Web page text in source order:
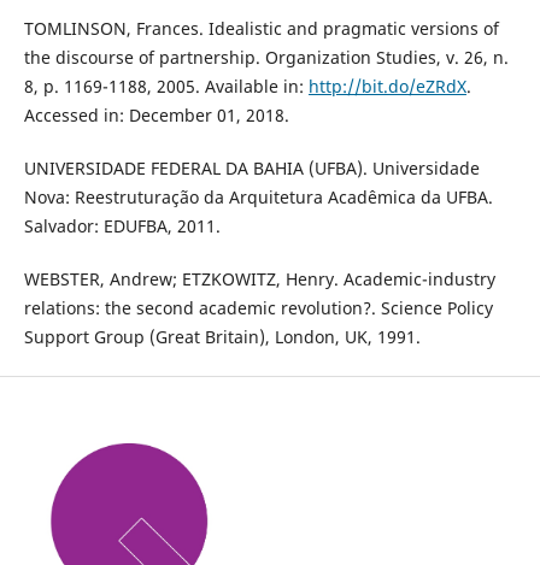
TOMLINSON, Frances. Idealistic and pragmatic versions of
the discourse of partnership. Organization Studies, v. 26, n.
8, p. 1169-1188, 2005. Available in: http://bit.do/eZRdX.
Accessed in: December 01, 2018.
UNIVERSIDADE FEDERAL DA BAHIA (UFBA). Universidade
Nova: Reestruturação da Arquitetura Acadêmica da UFBA.
Salvador: EDUFBA, 2011.
WEBSTER, Andrew; ETZKOWITZ, Henry. Academic-industry
relations: the second academic revolution?. Science Policy
Support Group (Great Britain), London, UK, 1991.